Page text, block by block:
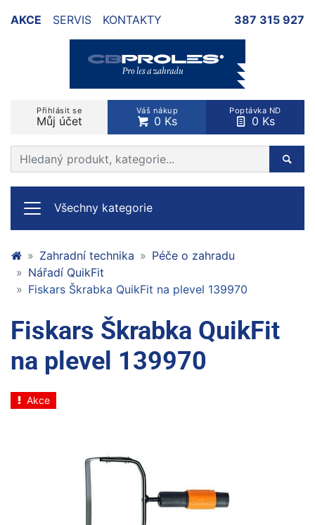
AKCE SERVIS KONTAKTY 387 315 927
Přihlásit se
Můj účet
Váš nákup
0 Ks
Poptávka ND
0 Ks
Prohledat web
Všechny kategorie
Zahradní technika
Péče o zahradu
Nářadí QuikFit
Fiskars Škrabka QuikFit na plevel 139970
Fiskars Škrabka QuikFit
na plevel 139970
Akce